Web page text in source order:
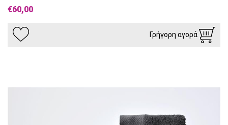
€60,00
Γρήγορη αγορά